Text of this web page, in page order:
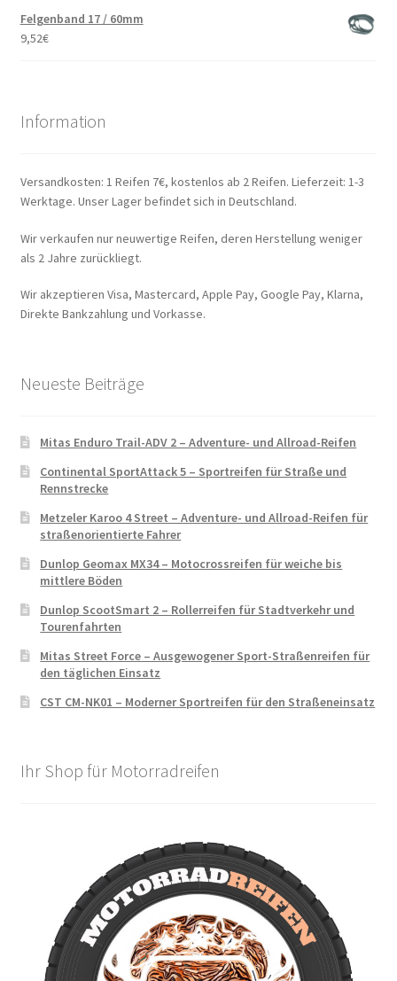
Felgenband 17 / 60mm
9,52€
Information
Versandkosten: 1 Reifen 7€, kostenlos ab 2 Reifen. Lieferzeit: 1-3
Werktage. Unser Lager befindet sich in Deutschland.
Wir verkaufen nur neuwertige Reifen, deren Herstellung weniger
als 2 Jahre zurückliegt.
Wir akzeptieren Visa, Mastercard, Apple Pay, Google Pay, Klarna,
Direkte Bankzahlung und Vorkasse.
Neueste Beiträge
Mitas Enduro Trail-ADV 2 – Adventure- und Allroad-Reifen
Continental SportAttack 5 – Sportreifen für Straße und
Rennstrecke
Metzeler Karoo 4 Street – Adventure- und Allroad-Reifen für
straßenorientierte Fahrer
Dunlop Geomax MX34 – Motocrossreifen für weiche bis
mittlere Böden
Dunlop ScootSmart 2 – Rollerreifen für Stadtverkehr und
Tourenfahrten
Mitas Street Force – Ausgewogener Sport-Straßenreifen für
den täglichen Einsatz
CST CM-NK01 – Moderner Sportreifen für den Straßeneinsatz
Ihr Shop für Motorradreifen